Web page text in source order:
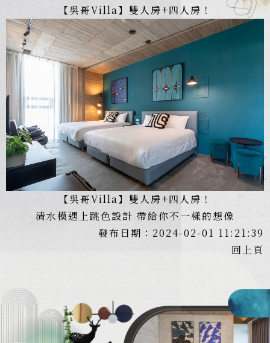
【吳哥Villa】雙人房+四人房！
【吳哥Villa】雙人房+四人房！
清水模遇上跳色設計 帶給你不一樣的想像
發布日期：2024-02-01 11:21:39
回上頁